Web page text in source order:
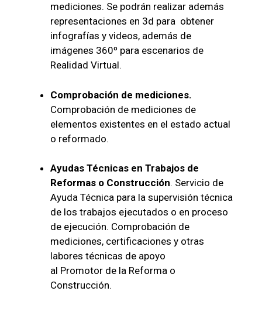
mediciones. Se podrán realizar además
representaciones en 3d para obtener
infografías y videos, además de
imágenes 360º para escenarios de
Realidad Virtual.
Comprobación de mediciones.
Comprobación de mediciones de
elementos existentes en el estado actual
o reformado.
Ayudas Técnicas en Trabajos de
Reformas o Construcción. Servicio de
Ayuda Técnica para la supervisión técnica
de los trabajos ejecutados o en proceso
de ejecución. Comprobación de
mediciones, certificaciones y otras
labores técnicas de apoyo
al Promotor de la Reforma o
Construcción.